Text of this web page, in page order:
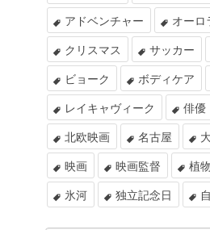
アドベンチャー
オーロ
クリスマス
サッカー
ビョーク
ボディケア
レイキャヴィーク
俳優
北欧映画
名古屋
映画
映画監督
植
氷河
独立記念日